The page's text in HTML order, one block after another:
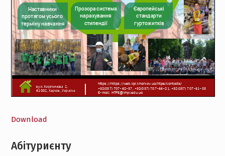
Download
Абітуриєнту